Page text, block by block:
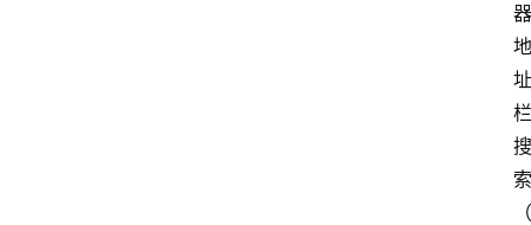
器
地
址
栏
搜
索
（